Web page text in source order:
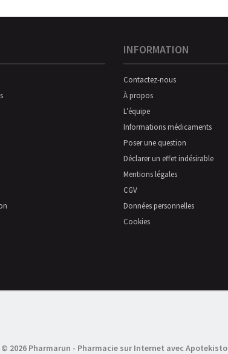
INFORMATION
Contactez-nous
À propos
L’équipe
Informations médicaments
Poser une question
Déclarer un effet indésirable
Mentions légales
CGV
Données personnelles
Cookies
© 2026 Pharmarun - Pharmacie sur Internet avec Apotekisto